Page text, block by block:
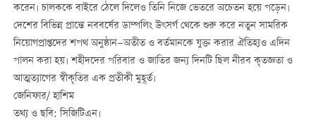
করেন। চালককে বাইরে ঠেলে দিলেও তিনি নিজে ভেতরে অচেতন হয়ে পড়েন।
দেশের বিভিন্ন প্রান্তে নববর্ষের ডাম্পলিং উৎসর্গ থেকে শুরু করে নতুন সামরিক
নিয়োগপ্রাপ্তদের শপথ অনুষ্ঠান—অতীত ও বর্তমানকে যুক্ত করার ঐতিহ্যও এদিন
পালন করা হয়। শহীদদের পরিবার ও জাতির জন্য দিনটি ছিল নীরব কৃতজ্ঞতা ও
আত্মত্যাগের স্বীকৃতির এক প্রতীকী মুহূর্ত।
জেনিফার/ হাশিম
তথ্য ও ছবি: সিজিটিএন।